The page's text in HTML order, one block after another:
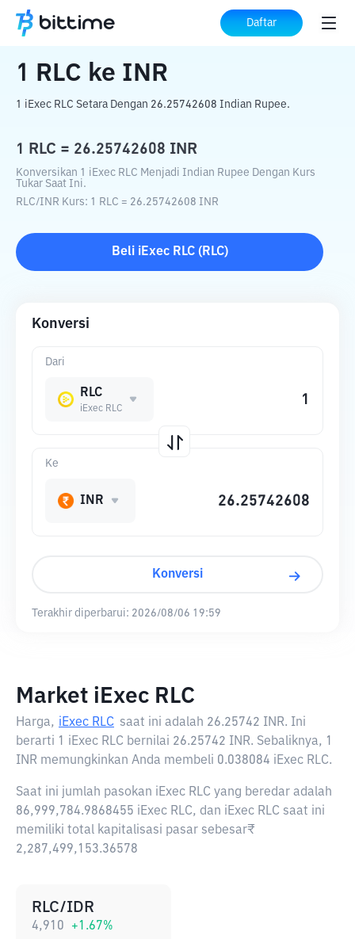
Daftar
Beranda Konverter Kripto ke INR
1 RLC ke INR
1 iExec RLC Setara Dengan 26.25742608 Indian Rupee.
1 RLC = 26.25742608 INR
Konversikan 1 iExec RLC Menjadi Indian Rupee Dengan Kurs
Tukar Saat Ini.
RLC/INR Kurs: 1 RLC = 26.25742608 INR
Beli iExec RLC( RLC)
Konversi
Dari
RLC
iExec RLC
Ke
INR
Konversi
Terakhir diperbarui: 2026/08/06 19:59
Market iExec RLC
Harga, iExec RLC saat ini adalah 26.25742 INR. Ini
berarti 1 iExec RLC bernilai 26.25742 INR. Sebaliknya, 1
INR memungkinkan Anda membeli 0.038084 iExec RLC.
Saat ini jumlah pasokan iExec RLC yang beredar adalah
86,999,784.9868455 iExec RLC, dan iExec RLC saat ini
memiliki total kapitalisasi pasar sebesar₹
2,287,499,153.36578
RLC/IDR
4,910 +1.67%